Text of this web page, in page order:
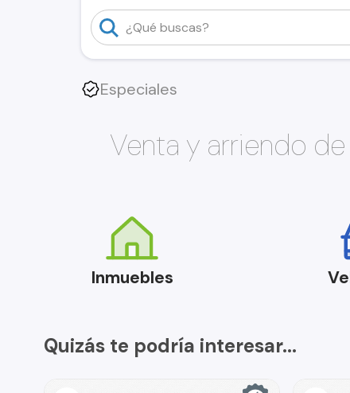
Especiales
Venta y arriendo
Inmuebles
Quizás te podría interesar...